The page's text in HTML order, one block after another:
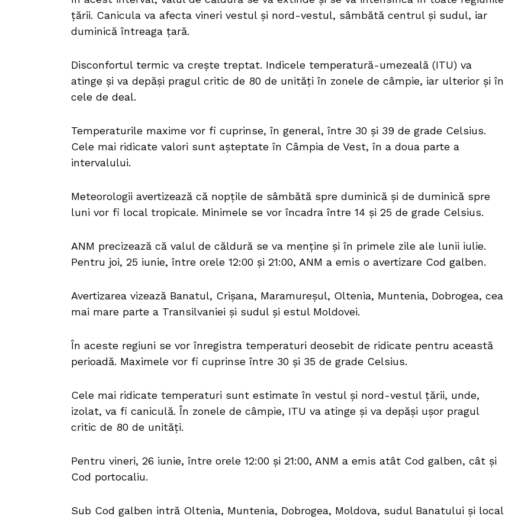
țării. Canicula va afecta vineri vestul și nord-vestul, sâmbătă centrul și sudul, iar
duminică întreaga țară.
Disconfortul termic va crește treptat. Indicele temperatură-umezeală (ITU) va
atinge și va depăși pragul critic de 80 de unități în zonele de câmpie, iar ulterior și în
cele de deal.
Temperaturile maxime vor fi cuprinse, în general, între 30 și 39 de grade Celsius.
Cele mai ridicate valori sunt așteptate în Câmpia de Vest, în a doua parte a
intervalului.
Meteorologii avertizează că nopțile de sâmbătă spre duminică și de duminică spre
luni vor fi local tropicale. Minimele se vor încadra între 14 și 25 de grade Celsius.
ANM precizează că valul de căldură se va menține și în primele zile ale lunii iulie.
Pentru joi, 25 iunie, între orele 12:00 și 21:00, ANM a emis o avertizare Cod galben.
Avertizarea vizează Banatul, Crișana, Maramureșul, Oltenia, Muntenia, Dobrogea, cea
mai mare parte a Transilvaniei și sudul și estul Moldovei.
În aceste regiuni se vor înregistra temperaturi deosebit de ridicate pentru această
perioadă. Maximele vor fi cuprinse între 30 și 35 de grade Celsius.
Cele mai ridicate temperaturi sunt estimate în vestul și nord-vestul țării, unde,
izolat, va fi caniculă. În zonele de câmpie, ITU va atinge și va depăși ușor pragul
critic de 80 de unități.
Pentru vineri, 26 iunie, între orele 12:00 și 21:00, ANM a emis atât Cod galben, cât și
Cod portocaliu.
Sub Cod galben intră Oltenia, Muntenia, Dobrogea, Moldova, sudul Banatului și local